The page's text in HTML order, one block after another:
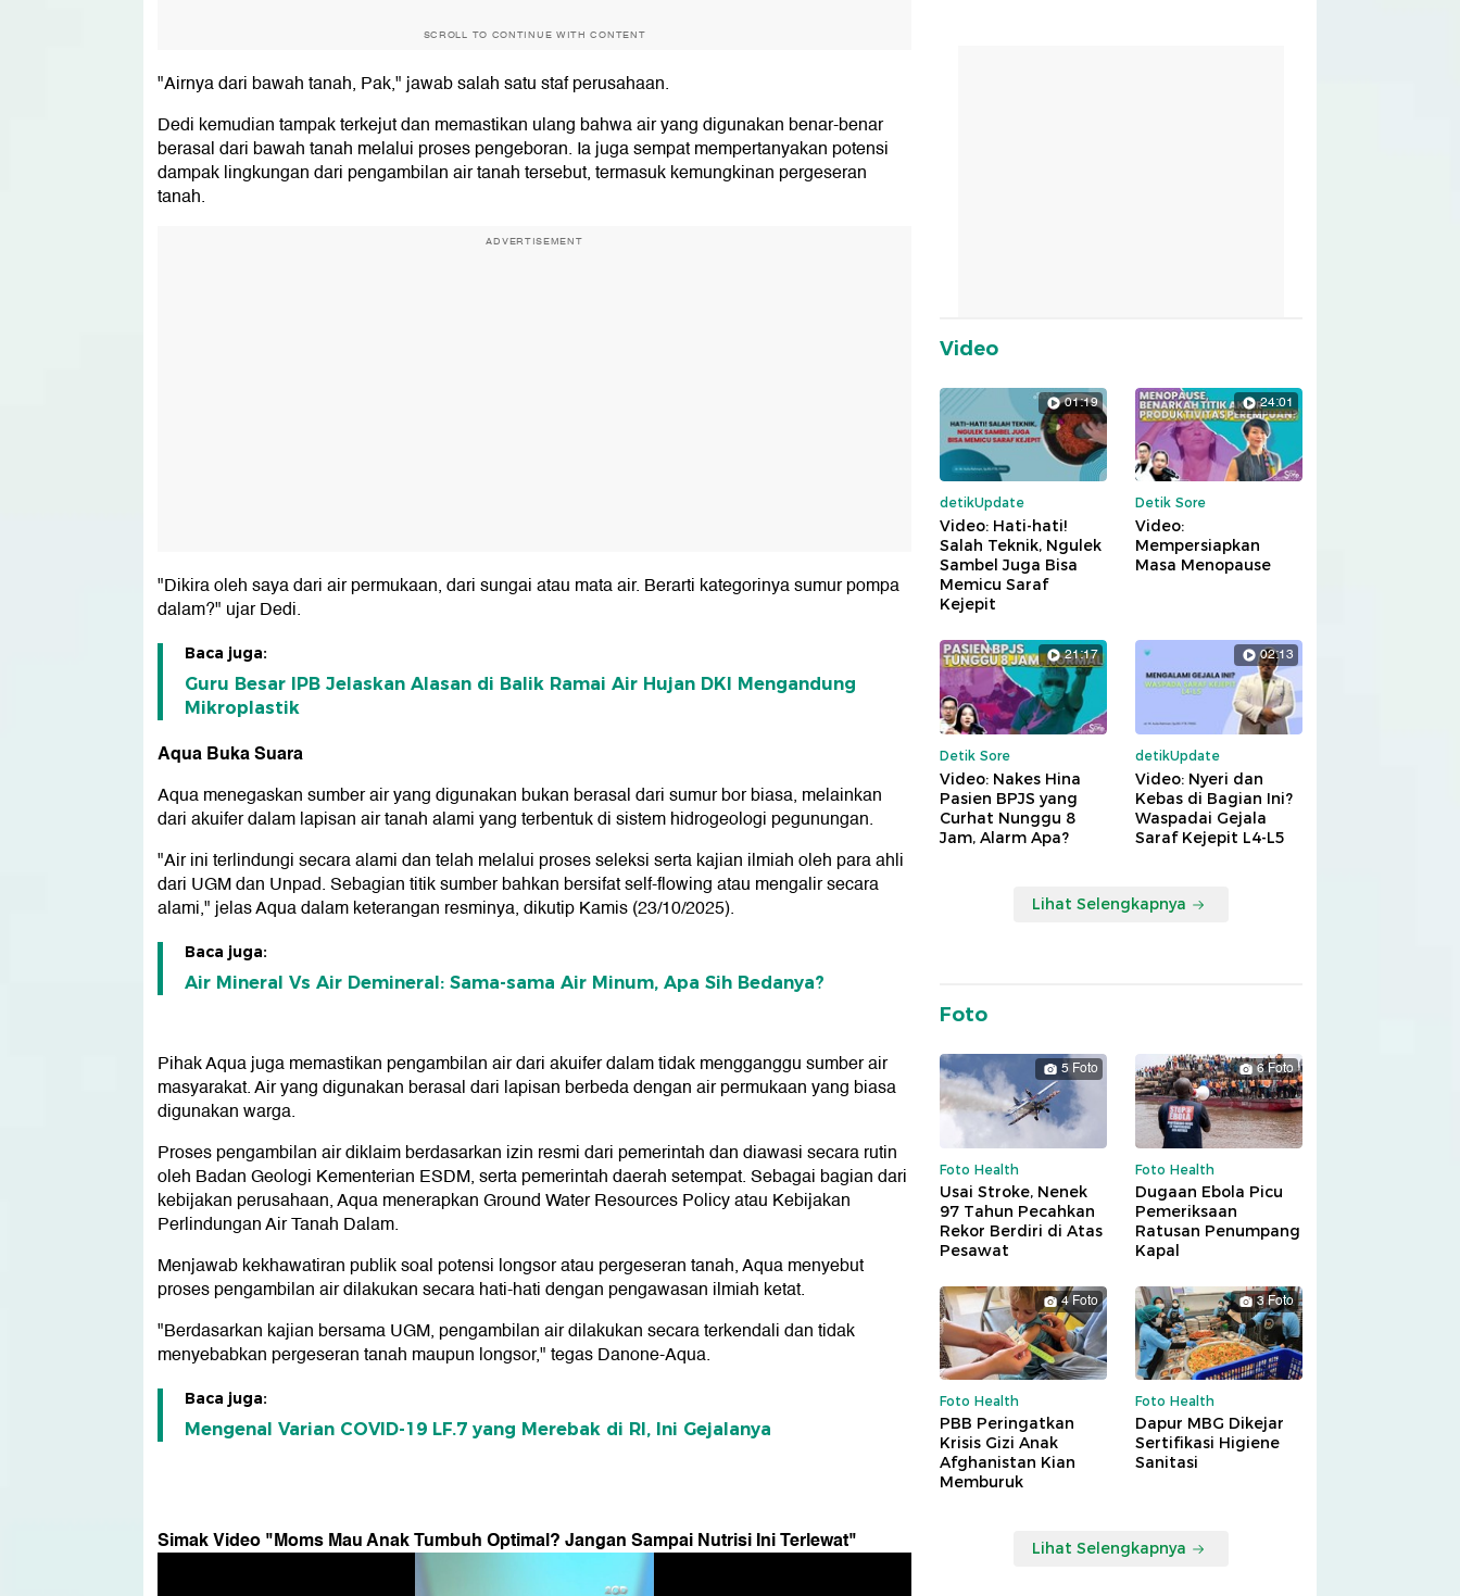
SCROLL TO CONTINUE WITH CONTENT
"Airnya dari bawah tanah, Pak," jawab salah satu staf perusahaan.
Dedi kemudian tampak terkejut dan memastikan ulang bahwa air yang digunakan benar-benar
berasal dari bawah tanah melalui proses pengeboran. Ia juga sempat mempertanyakan potensi
dampak lingkungan dari pengambilan air tanah tersebut, termasuk kemungkinan pergeseran
tanah.
ADVERTISEMENT
"Dikira oleh saya dari air permukaan, dari sungai atau mata air. Berarti kategorinya sumur pompa
dalam?" ujar Dedi.
Baca juga:
Guru Besar IPB Jelaskan Alasan di Balik Ramai Air Hujan DKI Mengandung
Mikroplastik
Aqua Buka Suara
Aqua menegaskan sumber air yang digunakan bukan berasal dari sumur bor biasa, melainkan
dari akuifer dalam lapisan air tanah alami yang terbentuk di sistem hidrogeologi pegunungan.
"Air ini terlindungi secara alami dan telah melalui proses seleksi serta kajian ilmiah oleh para ahli
dari UGM dan Unpad. Sebagian titik sumber bahkan bersifat self-flowing atau mengalir secara
alami," jelas Aqua dalam keterangan resminya, dikutip Kamis (23/10/2025).
Baca juga:
Air Mineral Vs Air Demineral: Sama-sama Air Minum, Apa Sih Bedanya?
Pihak Aqua juga memastikan pengambilan air dari akuifer dalam tidak mengganggu sumber air
masyarakat. Air yang digunakan berasal dari lapisan berbeda dengan air permukaan yang biasa
digunakan warga.
Proses pengambilan air diklaim berdasarkan izin resmi dari pemerintah dan diawasi secara rutin
oleh Badan Geologi Kementerian ESDM, serta pemerintah daerah setempat. Sebagai bagian dari
kebijakan perusahaan, Aqua menerapkan Ground Water Resources Policy atau Kebijakan
Perlindungan Air Tanah Dalam.
Menjawab kekhawatiran publik soal potensi longsor atau pergeseran tanah, Aqua menyebut
proses pengambilan air dilakukan secara hati-hati dengan pengawasan ilmiah ketat.
"Berdasarkan kajian bersama UGM, pengambilan air dilakukan secara terkendali dan tidak
menyebabkan pergeseran tanah maupun longsor," tegas Danone-Aqua.
Baca juga:
Mengenal Varian COVID-19 LF.7 yang Merebak di RI, Ini Gejalanya
Simak Video "Moms Mau Anak Tumbuh Optimal? Jangan Sampai Nutrisi Ini Terlewat"
Video
01:19
detikUpdate
Video: Hati-hati!
Salah Teknik, Ngulek
Sambel Juga Bisa
Memicu Saraf
Kejepit
24:01
Detik Sore
Video:
Mempersiapkan
Masa Menopause
21:17
Detik Sore
Video: Nakes Hina
Pasien BPJS yang
Curhat Nunggu 8
Jam, Alarm Apa?
02:13
detikUpdate
Video: Nyeri dan
Kebas di Bagian Ini?
Waspadai Gejala
Saraf Kejepit L4-L5
Lihat Selengkapnya
Foto
5 Foto
Foto Health
Usai Stroke, Nenek
97 Tahun Pecahkan
Rekor Berdiri di Atas
Pesawat
6 Foto
Foto Health
Dugaan Ebola Picu
Pemeriksaan
Ratusan Penumpang
Kapal
4 Foto
Foto Health
PBB Peringatkan
Krisis Gizi Anak
Afghanistan Kian
Memburuk
3 Foto
Foto Health
Dapur MBG Dikejar
Sertifikasi Higiene
Sanitasi
Lihat Selengkapnya